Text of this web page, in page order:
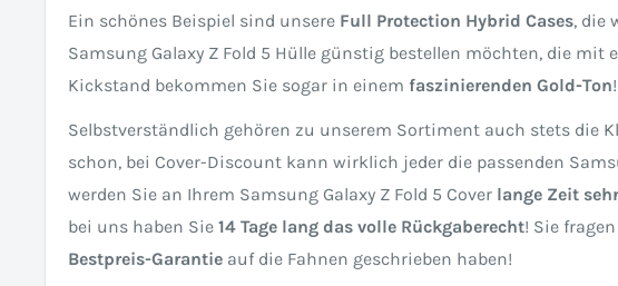
Ein schönes Beispiel sind unsere Full Protection Hybrid Cases, die
Samsung Galaxy Z Fold 5 Hülle günstig bestellen möchten, die
Kickstand bekommen Sie sogar in einem faszinierenden Gold-Ton!
Selbstverständlich gehören zu unserem Sortiment auch stets die
schon, bei Cover-Discount kann wirklich jeder die passenden
werden Sie an Ihrem Samsung Galaxy Z Fold 5 Cover lange Zeit
bei uns haben Sie 14 Tage lang das volle Rückgaberecht! Sie
Bestpreis-Garantie auf die Fahnen geschrieben haben!